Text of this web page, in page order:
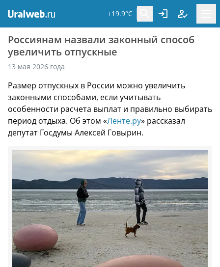
+19.9°C
Россиянам назвали законный способ
увеличить отпускные
13 мая 2026 года
Размер отпускных в России можно увеличить
законными способами, если учитывать
особенности расчета выплат и правильно выбирать
период отдыха. Об этом «Ленте.ру» рассказал
депутат Госдумы Алексей Говырин.